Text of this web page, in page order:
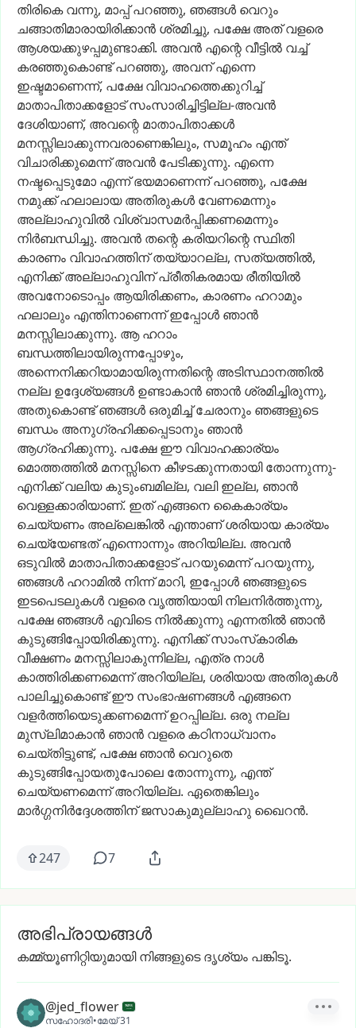
തിരികെ വന്നു, മാപ്പ് പറഞ്ഞു, ഞങ്ങൾ വെറും
ചങ്ങാതിമാരായിരിക്കാൻ ശ്രമിച്ചു, പക്ഷേ അത് വളരെ
ആശയക്കുഴപ്പമുണ്ടാക്കി. അവൻ എന്റെ വീട്ടിൽ വച്ച്
കരഞ്ഞുകൊണ്ട് പറഞ്ഞു, അവന് എന്നെ
ഇഷ്ടമാണെന്ന്, പക്ഷേ വിവാഹത്തെക്കുറിച്ച്
മാതാപിതാക്കളോട് സംസാരിച്ചിട്ടില്ല-അവൻ
ദേശിയാണ്, അവന്റെ മാതാപിതാക്കൾ
മനസ്സിലാക്കുന്നവരാണെങ്കിലും, സമൂഹം എന്ത്
വിചാരിക്കുമെന്ന് അവൻ പേടിക്കുന്നു. എന്നെ
നഷ്ടപ്പെടുമോ എന്ന് ഭയമാണെന്ന് പറഞ്ഞു, പക്ഷേ
നമുക്ക് ഹലാലായ അതിരുകൾ വേണമെന്നും
അല്ലാഹുവിൽ വിശ്വാസമർപ്പിക്കണമെന്നും
നിർബന്ധിച്ചു. അവൻ തന്റെ കരിയറിന്റെ സ്ഥിതി
കാരണം വിവാഹത്തിന് തയ്യാറല്ല, സത്യത്തിൽ,
എനിക്ക് അല്ലാഹുവിന് പ്രീതികരമായ രീതിയിൽ
അവനോടൊപ്പം ആയിരിക്കണം, കാരണം ഹറാമും
ഹലാലും എന്തിനാണെന്ന് ഇപ്പോൾ ഞാൻ
മനസ്സിലാക്കുന്നു. ആ ഹറാം
ബന്ധത്തിലായിരുന്നപ്പോഴും,
അന്നെനിക്കറിയാമായിരുന്നതിന്റെ അടിസ്ഥാനത്തിൽ
നല്ല ഉദ്ദേശ്യങ്ങൾ ഉണ്ടാകാൻ ഞാൻ ശ്രമിച്ചിരുന്നു,
അതുകൊണ്ട് ഞങ്ങൾ ഒരുമിച്ച് ചേരാനും ഞങ്ങളുടെ
ബന്ധം അനുഗ്രഹിക്കപ്പെടാനും ഞാൻ
ആഗ്രഹിക്കുന്നു. പക്ഷേ ഈ വിവാഹക്കാര്യം
മൊത്തത്തിൽ മനസ്സിനെ കീഴടക്കുന്നതായി തോന്നുന്നു-
എനിക്ക് വലിയ കുടുംബമില്ല, വലി ഇല്ല, ഞാൻ
വെള്ളക്കാരിയാണ്. ഇത് എങ്ങനെ കൈകാര്യം
ചെയ്യണം അല്ലെങ്കിൽ എന്താണ് ശരിയായ കാര്യം
ചെയ്യേണ്ടത് എന്നൊന്നും അറിയില്ല. അവൻ
ഒടുവിൽ മാതാപിതാക്കളോട് പറയുമെന്ന് പറയുന്നു,
ഞങ്ങൾ ഹറാമിൽ നിന്ന് മാറി, ഇപ്പോൾ ഞങ്ങളുടെ
ഇടപെടലുകൾ വളരെ വൃത്തിയായി നിലനിർത്തുന്നു,
പക്ഷേ ഞങ്ങൾ എവിടെ നിൽക്കുന്നു എന്നതിൽ ഞാൻ
കുടുങ്ങിപ്പോയിരിക്കുന്നു. എനിക്ക് സാംസ്‌കാരിക
വീക്ഷണം മനസ്സിലാകുന്നില്ല, എത്ര നാൾ
കാത്തിരിക്കണമെന്ന് അറിയില്ല, ശരിയായ അതിരുകൾ
പാലിച്ചുകൊണ്ട് ഈ സംഭാഷണങ്ങൾ എങ്ങനെ
വളർത്തിയെടുക്കണമെന്ന് ഉറപ്പില്ല. ഒരു നല്ല
മുസ്‌ലിമാകാൻ ഞാൻ വളരെ കഠിനാധ്വാനം
ചെയ്തിട്ടുണ്ട്, പക്ഷേ ഞാൻ വെറുതെ
കുടുങ്ങിപ്പോയതുപോലെ തോന്നുന്നു, എന്ത്
ചെയ്യണമെന്ന് അറിയില്ല. ഏതെങ്കിലും
മാർഗ്ഗനിർദ്ദേശത്തിന് ജസാകുമുല്ലാഹു ഖൈറൻ.
247 7
അഭിപ്രായങ്ങൾ
കമ്മ്യൂണിറ്റിയുമായി നിങ്ങളുടെ ദൃശ്യം പങ്കിടൂ.
@jed_flower
സഹോദരി•മേയ് 31